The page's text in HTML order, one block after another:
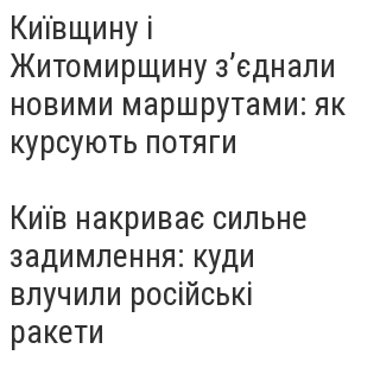
Київщину і
Житомирщину з’єднали
новими маршрутами: як
курсують потяги
Київ накриває сильне
задимлення: куди
влучили російські
ракети